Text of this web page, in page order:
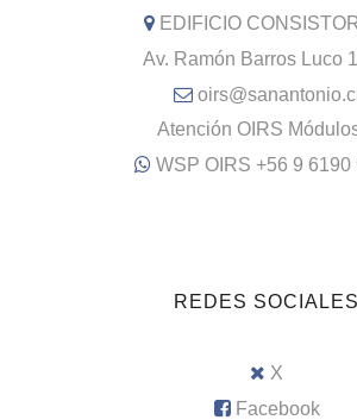
EDIFICIO
Av. Ramón Barros Luco
oirs@sanantonio.cl
Atención OIRS
WSP OIRS +56 9 6190
REDES SOCIALES
X
Facebook